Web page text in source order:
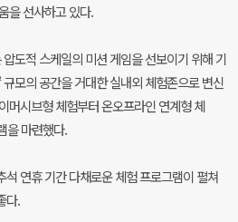
을 선사하고 있다.
도적 스케일의 미션 게임을 선보이기 위해 기
모의 공간을 거대한 실내외 체험존으로 변신
머시브형 체험부터 온오프라인 연계형 체
을 마련했다.
연휴 기간 다채로운 체험 프로그램이 펼쳐
다.